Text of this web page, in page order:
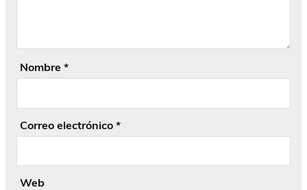
Nombre *
Correo electrónico *
Web